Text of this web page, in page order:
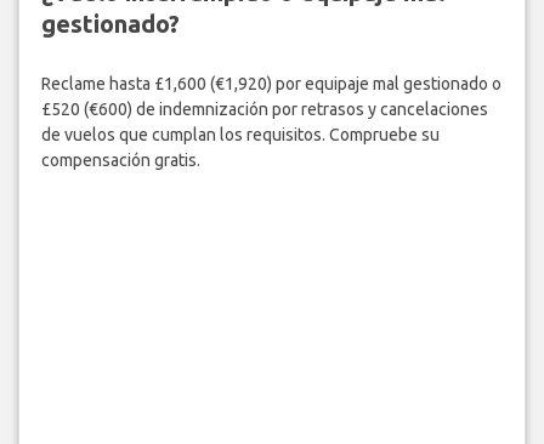
gestionado?
Reclame hasta £1,600 (€1,920) por equipaje mal gestionado o
£520 (€600) de indemnización por retrasos y cancelaciones
de vuelos que cumplan los requisitos. Compruebe su
compensación gratis.